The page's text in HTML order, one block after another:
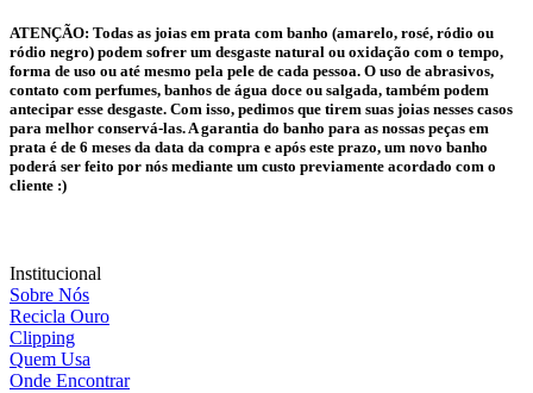
ATENÇÃO: Todas as joias em prata com banho (amarelo, rosé, ródio ou
ródio negro) podem sofrer um desgaste natural ou oxidação com o tempo,
forma de uso ou até mesmo pela pele de cada pessoa. O uso de abrasivos,
contato com perfumes, banhos de água doce ou salgada, também podem
antecipar esse desgaste. Com isso, pedimos que tirem suas joias nesses casos
para melhor conservá-las. A garantia do banho para as nossas peças em
prata é de 6 meses da data da compra e após este prazo, um novo banho
poderá ser feito por nós mediante um custo previamente acordado com o
cliente :)
Institucional
Sobre Nós
Recicla Ouro
Clipping
Quem Usa
Onde Encontrar